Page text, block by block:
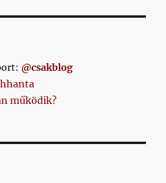
@csakblog
működik?